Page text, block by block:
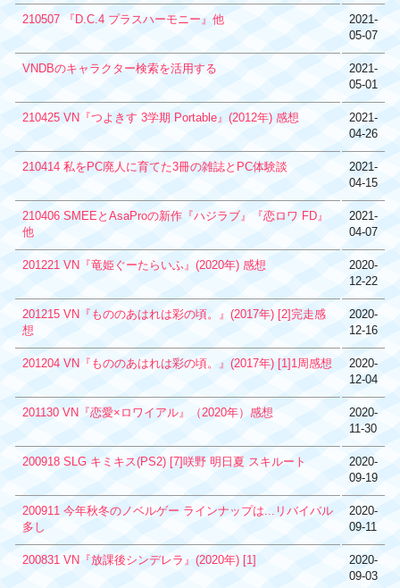
210507 『D.C.4 プラスハーモニー』他
2021-
05-07
VNDBのキャラクター検索を活用する
2021-
05-01
210425 VN『つよきす 3学期 Portable』(2012年) 感想
2021-
04-26
210414 私をPC廃人に育てた3冊の雑誌とPC体験談
2021-
04-15
210406 SMEEとAsaProの新作『ハジラブ』『恋ロワ FD』
他
2021-
04-07
201221 VN『竜姫ぐーたらいふ』(2020年) 感想
2020-
12-22
201215 VN『もののあはれは彩の頃。』(2017年) [2]完走感
想
2020-
12-16
201204 VN『もののあはれは彩の頃。』(2017年) [1]1周感想
2020-
12-04
201130 VN『恋愛×ロワイアル』（2020年）感想
2020-
11-30
200918 SLG キミキス(PS2) [7]咲野 明日夏 スキルート
2020-
09-19
200911 今年秋冬のノベルゲー ラインナップは...リバイバル
多し
2020-
09-11
200831 VN『放課後シンデレラ』(2020年) [1]
2020-
09-03